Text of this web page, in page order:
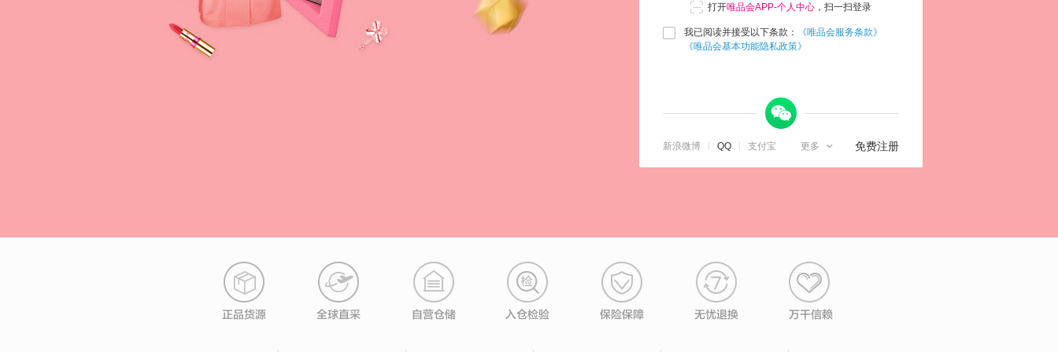
打开唯品会APP-个人中心 ，扫一扫登录
我已阅读并接受以下条款：
《唯品会服务条款》
《唯品会基本功能隐私政策》
微信
免费注册
新浪微博 QQ 支付宝 更多 